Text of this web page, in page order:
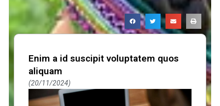
Enim a id suscipit voluptatem quos
aliquam
20/11/2024